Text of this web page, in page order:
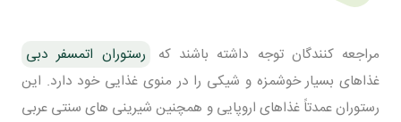
مراجعه کنندگان توجه داشته باشند که
رستوران اتمسفر دبی
غذاهای بسیار خوشمزه و شیکی را در منوی غذایی خود دارد. این
رستوران عمدتاً غذاهای اروپایی و همچنین شیرینی های سنتی عربی